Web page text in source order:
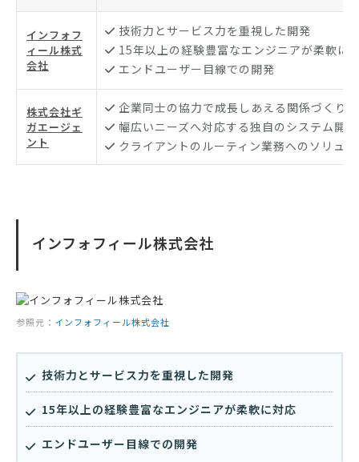
インフォフ
ィール株式
会社
技術力とサービス力を重視した開発
15年以上の経験豊富なエンジニアが柔軟に
エンドユーザー目線での開発
株式会社ギ
ガエージェ
ント
企業同士の協力で成長しあえる関係づくり
幅広いニーズへ対応する独自のシステム開発
クライアントのルーティン業務へのソリュ
インフォフィール株式会社
参照元： インフォフィール株式会社
技術力とサービス力を重視した開発
15年以上の経験豊富なエンジニアが柔軟に対応
エンドユーザー目線での開発